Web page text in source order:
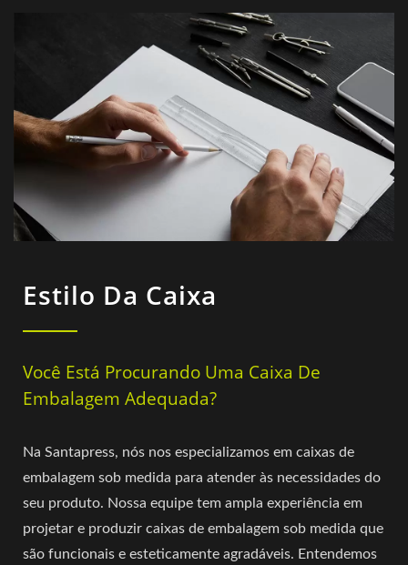
Estilo Da Caixa
Você Está Procurando Uma Caixa De
Embalagem Adequada?
Na Santapress, nós nos especializamos em caixas de
embalagem sob medida para atender às necessidades do
seu produto. Nossa equipe tem ampla experiência em
projetar e produzir caixas de embalagem sob medida que
são funcionais e esteticamente agradáveis. Entendemos